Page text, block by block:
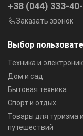
Выбор
Техника и
Дом и сад
Бытовая техника
Спорт и отдых
Товары для туризма и
путешествий
+38 (044) 333-
Заказать звонок